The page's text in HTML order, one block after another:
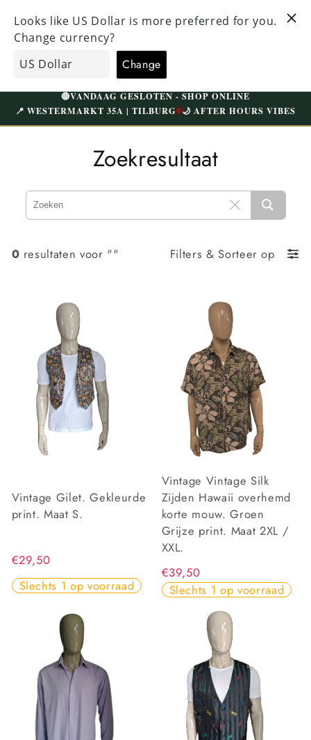
naar de
content
BEZOEK ONZE UNIEKE WINKEL IN TILBURG
WESTERMARKT | GRATIS PARKEREN
EcoGents
🔴VANDAAG GESLOTEN - SHOP ONLINE
📍 WESTERMARKT 35A | TILBURG 🌙 AFTER HOURS VIBES
Zoekresultaat
0 resultaten voor "" Filters &Sorteer op
Vintage Gilet. Gekleurde
print. Maat S.
€29,50
Slechts 1 op voorraad
Vintage Vintage Silk
Zijden Hawaii overhemd
korte mouw. Groen
Grijze print. Maat 2XL /
XXL.
€39,50
Slechts 1 op voorraad